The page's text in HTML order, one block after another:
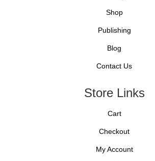
Shop
Publishing
Blog
Contact Us
Store Links
Cart
Checkout
My Account